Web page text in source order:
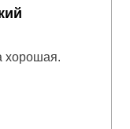
хорошая.